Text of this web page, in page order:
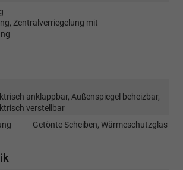
Zentralverriegelung mit
anklappbar, Außenspiegel beheizbar,
verstellbar
Getönte Scheiben, Wärmeschutzglas